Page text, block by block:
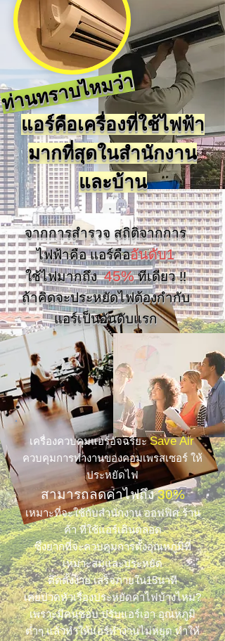
แอร์คือเครื่องที่ใช้ไฟฟ้า
มากที่สุดในสำนักงาน
และบ้าน
เครื่องควบคุมแอร์อัจฉริยะSave Air
ควบคุมการทำงานของคอมเพรสเซอร์ ให้
ประหยัดไฟ
สามารถลดค่าไฟถึง30%
เหมาะที่จะใช้กับสำนักงาน ออฟฟิศ ร้าน
ค้า ที่ใช้แอร์เดินตลอด
ซึ่งยากที่จะควบคุมการตั้งอุณหภูมิที่
เหมาะสมและประหยัด
ติดตั้งง่าย เสร็จภายใน15นาที
เคยปวดหัวเรื่องประหยัดค่าไฟบ้างไหม?
เพราะมีคนชอบ ปรับแอร์เอา อุณหภูมิ
ต่ำๆ แล้วทำให้แอร์ทำงานไม่หยุด ทำให้
ท่านทราบไหมว่า
​
จากการสำรวจ สถิติจากการ
ไฟฟ้าคือ แอร์คืออันดับ1
ใช้ไฟมากถึง45%ทีเดียว !!
ถ้าคิดจะประหยัดไฟต้องกำกับ
แอร์เป็นอันดับแรก